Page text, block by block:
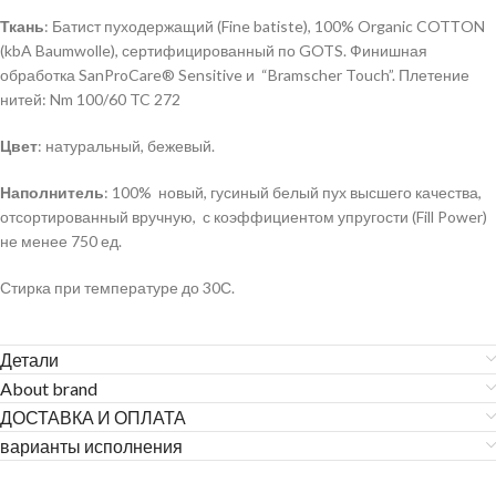
Ткань: Батист пуходержащий (Fine batiste), 100% Organic COTТON
(kbA Baumwolle), сертифицированный по GOTS. Финишная
обработка SanProCare® Sensitive и “Bramscher Touch”. Плетение
нитей: Nm 100/60 TC 272
Цвет: натуральный, бежевый.
Наполнитель: 100% новый, гусиный белый пух высшего качества,
отсортированный вручную, с коэффициентом упругости (Fill Power)
не менее 750 ед.
Стирка при температуре до 30С.
Детали
About brand
ДОСТАВКА И ОПЛАТА
варианты исполнения